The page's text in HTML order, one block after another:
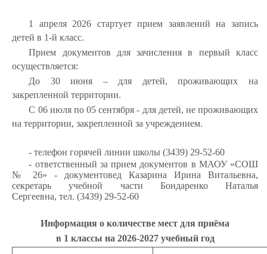
1 апреля 2026 стартует прием заявлений на запись
детей в 1-й класс.
Прием документов для зачисления в первый класс
осуществляется:
До 30 июня – для детей, проживающих на
закрепленной территории.
С 06 июля по 05 сентября - для детей, не проживающих
на территории, закрепленной за учреждением.
- телефон горячей линии школы (3439) 29-52-60
- ответственный за прием документов в МАОУ «СОШ
№ 26» - документовед Казарина Ирина Витальевна,
секретарь учебной части Бондаренко Наталья
Сергеевна, тел. (3439) 29-52-60
Информация о количестве мест для приёма
в 1 классы на 2026-2027 учебный год